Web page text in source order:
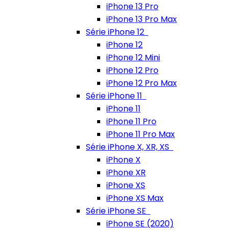
iPhone 13 Pro
iPhone 13 Pro Max
Série iPhone 12
iPhone 12
iPhone 12 Mini
iPhone 12 Pro
iPhone 12 Pro Max
Série iPhone 11
iPhone 11
iPhone 11 Pro
iPhone 11 Pro Max
Série iPhone X, XR, XS
iPhone X
iPhone XR
iPhone XS
iPhone XS Max
Série iPhone SE
iPhone SE (2020)